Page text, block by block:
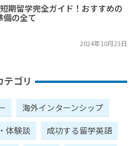
期留学完全ガイド！おすすめの
備の全て
2024年10月23日
テゴリ
海外インターンシップ
体験談
成功する留学英語